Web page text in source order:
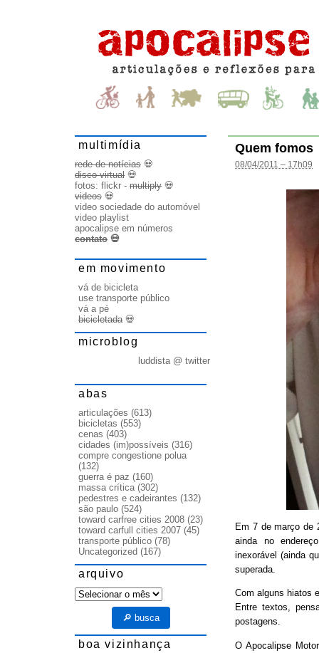
Quem fomos
08/04/2011 – 17h09
Em 7 de março de
ainda no
inexorável (ainda
superada.
Com alguns hiatos
Entre textos,
postagens.
O Apocalipse
multimídia
rede de notícias 💀
disco virtual 💀
fotos: flickr - multiply 💀
videos 💀
video sociedade do automóvel
video playlist
apocalipse em números
contato 💀
em movimento
vá de bicicleta
use transporte público
vá a pé
bicicletada💀
microblog
luddista @ twitter
abas
articulações (613)
bicicletas (553)
cenas (403)
cidades (im)possíveis (316)
compre congestione polua
(132)
guerra é paz (160)
massa crítica(302)
pedestres e cadeirantes (132)
são paulo (524)
toward carfree cities 2008 (23)
toward carfull cities 2007 (45)
transporte público (78)
Uncategorized (167)
arquivo
arquivo
🔎 busca
boa vizinhança